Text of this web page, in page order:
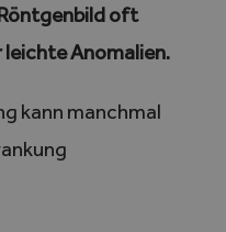
oft
Anomalien.
kann manchmal